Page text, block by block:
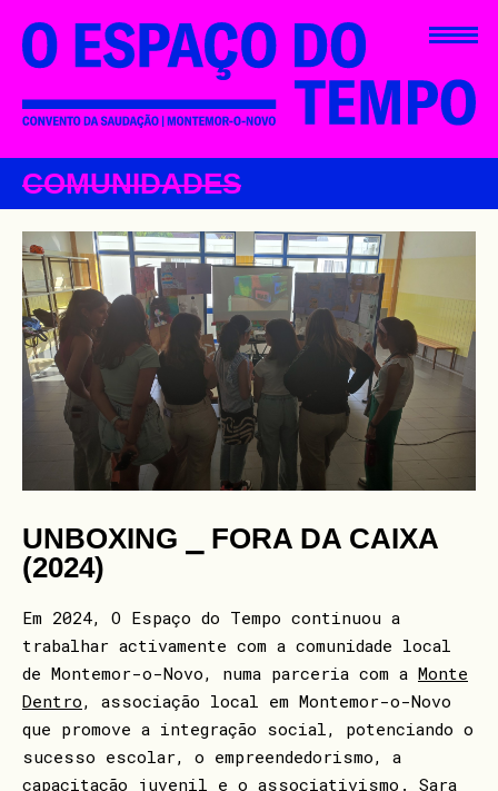
COMUNIDADES
UNBOXING ⎯ FORA DA CAIXA
(2024)
Em 2024, O Espaço do Tempo continuou a
trabalhar activamente com a comunidade local
de Montemor-o-Novo, numa parceria com a Monte
Dentro, associação local em Montemor-o-Novo
que promove a integração social, potenciando o
sucesso escolar, o empreendedorismo, a
capacitação juvenil e o associativismo. Sara